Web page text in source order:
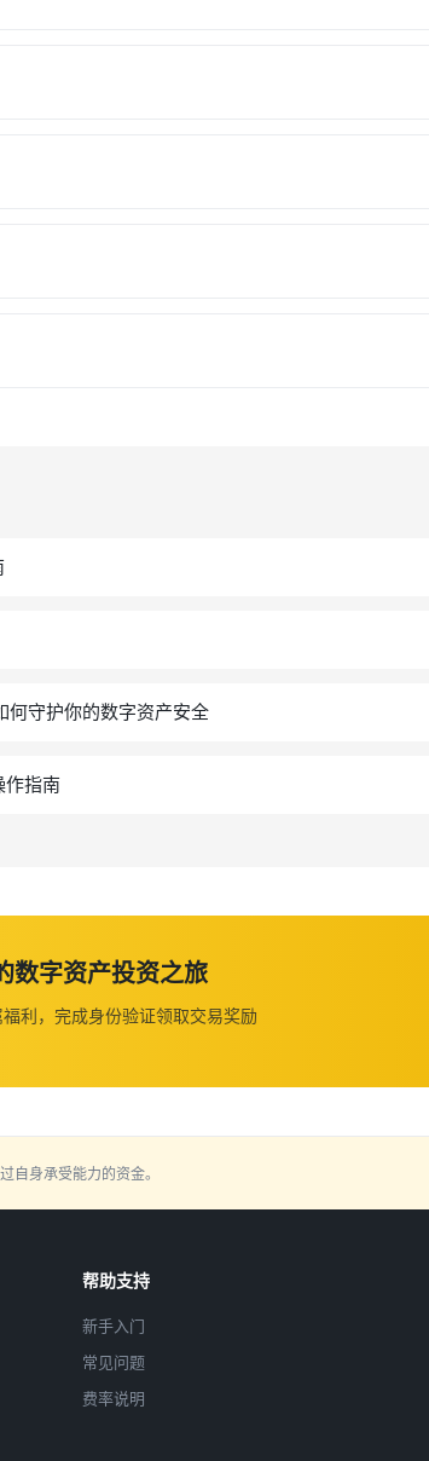
何守护你的数字资产安全
作指南
数字资产投资之旅
利，完成身份验证领取交易奖励
自身承受能力的资金。
帮助支持
新手入门
常见问题
费率说明